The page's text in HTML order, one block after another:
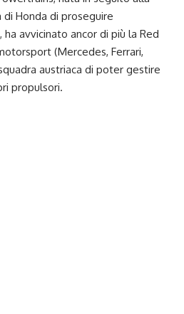
Honda di proseguire
ha avvicinato ancor di più la Red
(Mercedes, Ferrari,
austriaca di poter gestire
propulsori.